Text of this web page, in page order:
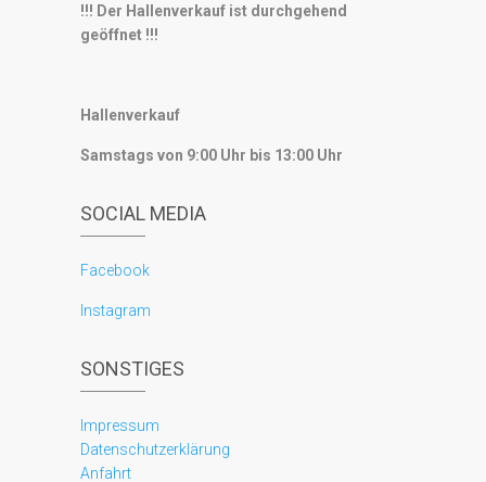
!!! Der Hallenverkauf ist durchgehend
geöffnet !!!
Hallenverkauf
Samstags von 9:00 Uhr bis 13:00 Uhr
SOCIAL MEDIA
Facebook
Instagram
SONSTIGES
Impressum
Datenschutzerklärung
Anfahrt